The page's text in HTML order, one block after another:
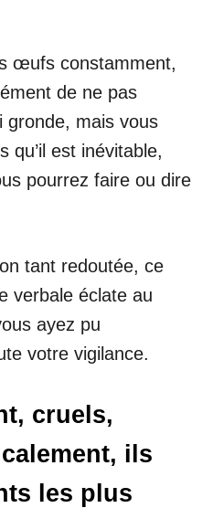
œufs constamment,
de ne pas
gronde, mais vous
qu’il est inévitable,
pourrez faire ou dire
tant redoutée, ce
verbale éclate au
ayez pu
votre vigilance.
cruels,
ils
les plus